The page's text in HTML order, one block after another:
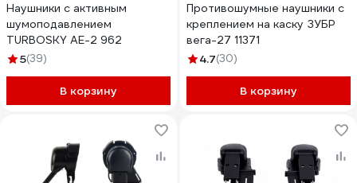
Наушники с активным
шумоподавлением
TURBOSKY AE-2 962
5(39)
В корзину
Противошумные наушники с
креплением на каску ЗУБР
вега-27 11371
4.7(30)
В корзину